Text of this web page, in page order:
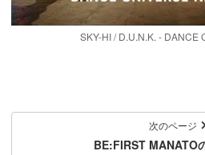
SKY-HI / D.U.N.K. - DANCE
次のページ
BE:FIRST MANATO